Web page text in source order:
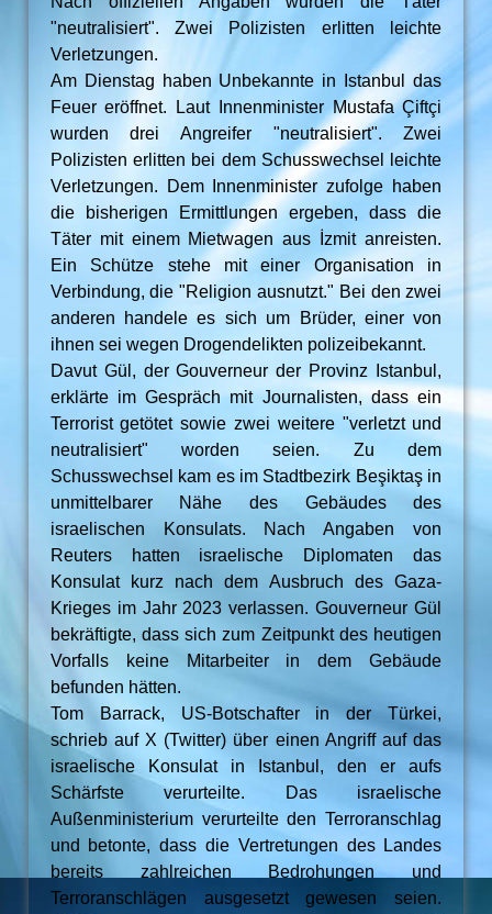
"neutralisiert". Zwei Polizisten erlitten leichte
Verletzungen.
Am Dienstag haben Unbekannte in Istanbul das
Feuer eröffnet. Laut Innenminister Mustafa Çiftçi
wurden drei Angreifer "neutralisiert". Zwei
Polizisten erlitten bei dem Schusswechsel leichte
Verletzungen. Dem Innenminister zufolge haben
die bisherigen Ermittlungen ergeben, dass die
Täter mit einem Mietwagen aus İzmit anreisten.
Ein Schütze stehe mit einer Organisation in
Verbindung, die "Religion ausnutzt." Bei den zwei
anderen handele es sich um Brüder, einer von
ihnen sei wegen Drogendelikten polizeibekannt.
Davut Gül, der Gouverneur der Provinz Istanbul,
erklärte im Gespräch mit Journalisten, dass ein
Terrorist getötet sowie zwei weitere "verletzt und
neutralisiert" worden seien. Zu dem
Schusswechsel kam es im Stadtbezirk Beşiktaş in
unmittelbarer Nähe des Gebäudes des
israelischen Konsulats. Nach Angaben von
Reuters hatten israelische Diplomaten das
Konsulat kurz nach dem Ausbruch des Gaza-
Krieges im Jahr 2023 verlassen. Gouverneur Gül
bekräftigte, dass sich zum Zeitpunkt des heutigen
Vorfalls keine Mitarbeiter in dem Gebäude
befunden hätten.
Tom Barrack, US-Botschafter in der Türkei,
schrieb auf X (Twitter) über einen Angriff auf das
israelische Konsulat in Istanbul, den er aufs
Schärfste verurteilte. Das israelische
Außenministerium verurteilte den Terroranschlag
und betonte, dass die Vertretungen des Landes
bereits zahlreichen Bedrohungen und
Terroranschlägen ausgesetzt gewesen seien.